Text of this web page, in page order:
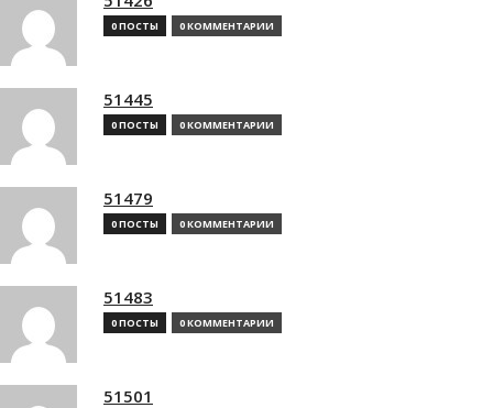
0 ПОСТЫ 0 КОММЕНТАРИИ
51445
0 ПОСТЫ 0 КОММЕНТАРИИ
51479
0 ПОСТЫ 0 КОММЕНТАРИИ
51483
0 ПОСТЫ 0 КОММЕНТАРИИ
51501